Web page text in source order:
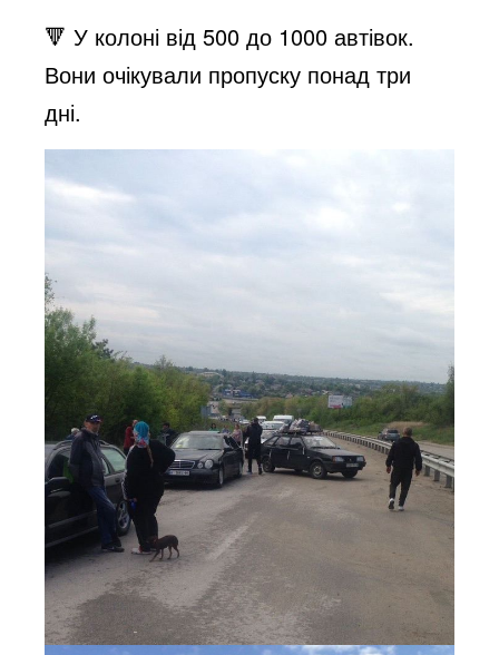
🔻 У колоні від 500 до 1000 автівок.
Вони очікували пропуску понад три
дні.